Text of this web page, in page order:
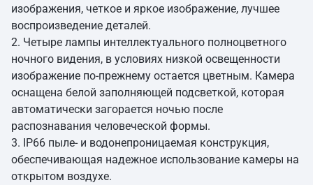
изображения, четкое и яркое изображение, лучшее
воспроизведение деталей.
2. Четыре лампы интеллектуального полноцветного
ночного видения, в условиях низкой освещенности
изображение по-прежнему остается цветным. Камера
оснащена белой заполняющей подсветкой, которая
автоматически загорается ночью после
распознавания человеческой формы.
3. IP66 пыле- и водонепроницаемая конструкция,
обеспечивающая надежное использование камеры на
открытом воздухе.